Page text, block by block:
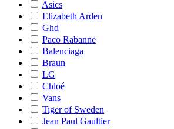
Asics
Elizabeth Arden
Ghd
Paco Rabanne
Balenciaga
Braun
LG
Chloé
Vans
Tiger of Sweden
Jean Paul Gaultier